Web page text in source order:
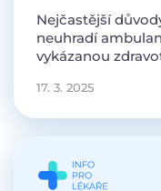
Nejčastější
neuhradí
vykázanou
17. 3. 2025